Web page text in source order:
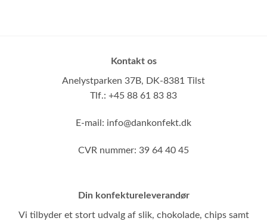
Kontakt os
Anelystparken 37B, DK-8381 Tilst
Tlf.: +45 88 61 83 83
E-mail: info@dankonfekt.dk
CVR nummer: 39 64 40 45
Din konfektureleverandør
Vi tilbyder et stort udvalg af slik, chokolade, chips samt